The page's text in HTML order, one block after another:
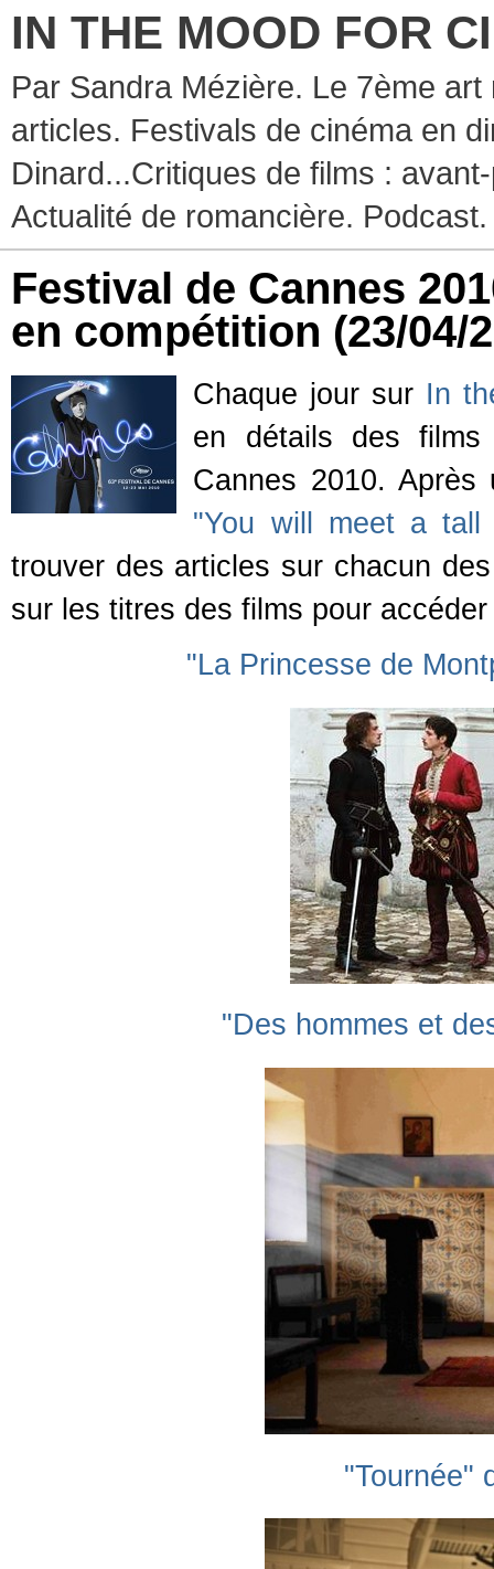
IN THE MOOD FOR
Par Sandra Mézière. Le 7ème
articles. Festivals de cinéma en
Dinard...Critiques de films :
Actualité de romancière. Podcast.
Festival de Cannes
en compétition (23/04/
Chaque jour sur In
en détails des
Cannes 2010.
"You will meet a tall
trouver des articles sur chacun
sur les titres des films pour
"La Princesse de
"Des hommes et
"Tournée"